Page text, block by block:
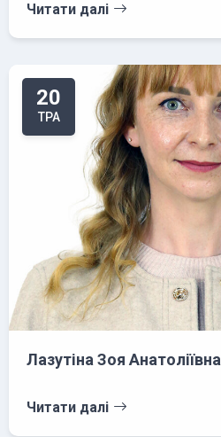
Читати далі
20
ТРА
Лазутіна Зоя Анатоліївна
Читати далі